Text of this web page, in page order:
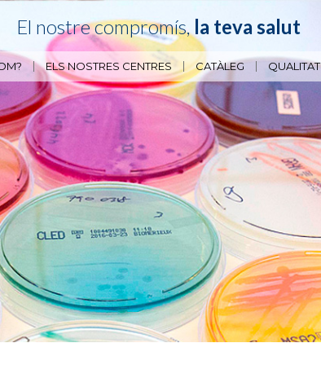
El nostre compromís, la teva salut
ELS NOSTRES CENTRES CATÀLEG QUALITAT